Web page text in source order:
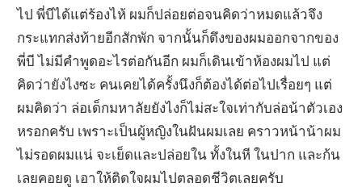
ไป พี่บีได้แต่ร้องไห้ ผมก็ปล่อยต่อจนคิดว่าหมดแล้วจึง
กระแทกส่งท้ายอีกสักพัก จากนั้นก็ดึงของผมออกจากของ
พี่บี ไม่มีคำพูดอะไรต่อกันอีก ผมก็เดินเข้าห้องผมไป แต่
คิดว่ายังไงซะ คนเคยได้ครั้งนึงก็ต้องได้ต่อไปเรื่อยๆ แต่
ผมคิดว่า ล่อเด็กมหาลัยยังไงก็ไม่สะใจเท่ากับล่อน้าตัวเอง
หรอกครับ เพราะเป็นผู้หญิงในฝันผมเลย คราวหน้าน้าผม
ไม่รอดผมแน่ จะเย็ดและปล่อยใน ทั้งในหี ในปาก และก้น
เลยคอยดู เอาให้ติดใจผมไปตลอดชีวิตเลยครับ